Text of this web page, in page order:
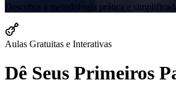
Descubra a metodologia prática e
Aulas Gratuitas e Interativas
Dê Seus Primeiros